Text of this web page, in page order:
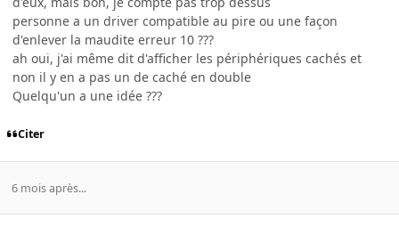
personne a un driver compatible au pire ou une façon
d'enlever la maudite erreur 10 ???
ah oui, j'ai même dit d'afficher les périphériques cachés et
non il y en a pas un de caché en double
Quelqu'un a une idée ???
Citer
6 mois après...